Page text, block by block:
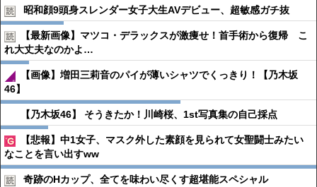
昭和顔9頭身スレンダー女子大生AVデビュー、超敏感ガチ抜
【最新画像】マツコ・デラックスが激痩せ！首手術から復帰 こ
れ大丈夫なのかよ…
【画像】増田三莉音のパイが薄いシャツでくっきり！【乃木坂
46】
【乃木坂46】 そうきたか！川崎桜、1st写真集の自己採点
【悲報】中1女子、マスク外した素顔を見られて女聖闘士みたい
なことを言い出すww
奇跡のHカップ、全てを味わい尽くす超堪能スペシャル